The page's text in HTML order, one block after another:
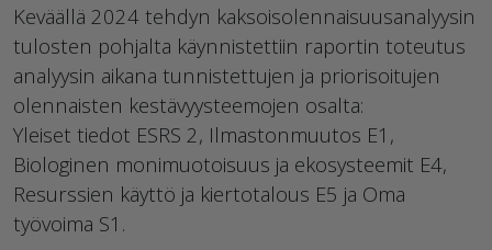
Keväällä 2024 tehdyn kaksoisolennaisuusanalyysin
tulosten pohjalta käynnistettiin raportin toteutus
analyysin aikana tunnistettujen ja priorisoitujen
olennaisten kestävyysteemojen osalta:
Yleiset tiedot ESRS 2, Ilmastonmuutos E1,
Biologinen monimuotoisuus ja ekosysteemit E4,
Resurssien käyttö ja kiertotalous E5 ja Oma
työvoima S1.